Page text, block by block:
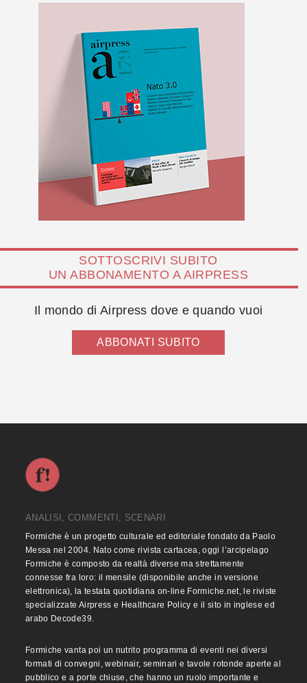
SOTTOSCRIVI SUBITO
UN ABBONAMENTO A AIRPRESS
Il mondo di Airpress dove e quando vuoi
ABBONATI SUBITO
ANALISI, COMMENTI, SCENARI
Formiche è un progetto culturale ed editoriale fondato da Paolo
Messa nel 2004. Nato come rivista cartacea, oggi l’arcipelago
Formiche è composto da realtà diverse ma strettamente
connesse fra loro: il mensile (disponibile anche in versione
elettronica), la testata quotidiana on-line Formiche.net, le riviste
specializzate Airpress e Healthcare Policy e il sito in inglese ed
arabo Decode39.
Formiche vanta poi un nutrito programma di eventi nei diversi
formati di convegni, webinair, seminari e tavole rotonde aperte al
pubblico e a porte chiuse, che hanno un ruolo importante e